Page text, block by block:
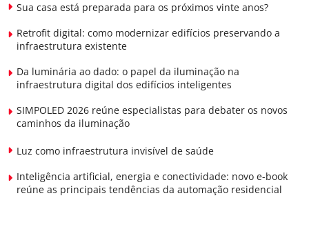
Sua casa está preparada para os próximos vinte anos?
Retrofit digital: como modernizar edifícios preservando a
infraestrutura existente
Da luminária ao dado: o papel da iluminação na
infraestrutura digital dos edifícios inteligentes
SIMPOLED 2026 reúne especialistas para debater os novos
caminhos da iluminação
Luz como infraestrutura invisível de saúde
Inteligência artificial, energia e conectividade: novo e-book
reúne as principais tendências da automação residencial